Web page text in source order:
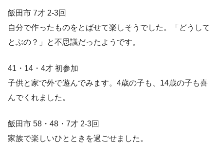
飯田市 7才 2-3回
自分で作ったものをとばせて楽しそうでした。「どうして
とぶの？」と不思議だったようです。
41・14・4才 初参加
子供と家で外で遊んでみます。4歳の子も、14歳の子も喜
んでくれました。
飯田市 58・48・7才 2-3回
家族で楽しいひとときを過ごせました。